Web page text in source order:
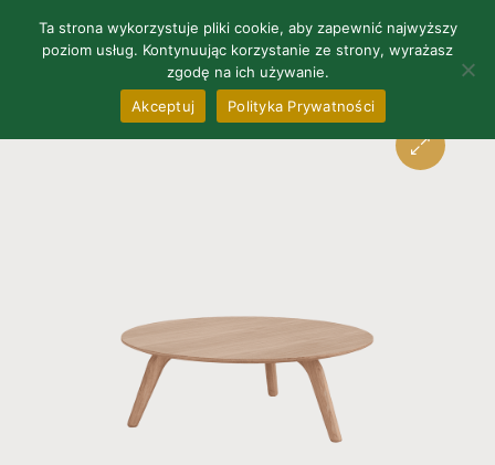
Ta strona wykorzystuje pliki cookie, aby zapewnić najwyższy
poziom usług. Kontynuując korzystanie ze strony, wyrażasz
zgodę na ich używanie.
Akceptuj
Polityka Prywatności